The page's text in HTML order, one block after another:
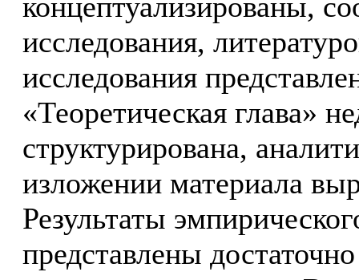
исследования,
исследования
«Теоретическая глава»
структурирована,
изложении материала
Результаты
представлены